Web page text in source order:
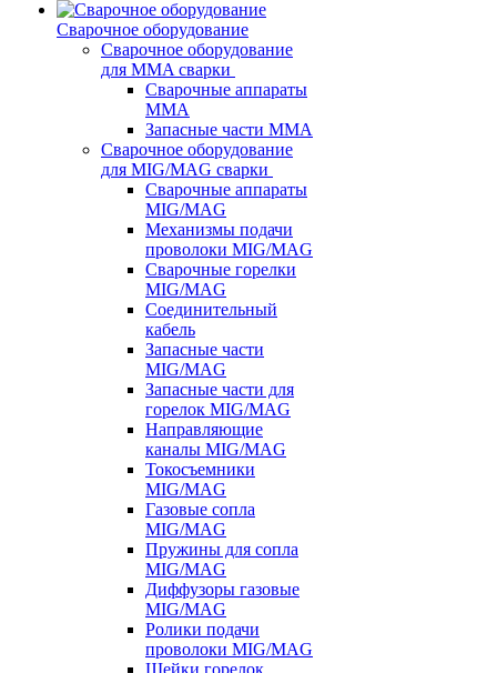
Сварочное оборудование
Сварочное оборудование
для MMA сварки
Сварочные аппараты
MMA
Запасные части MMA
Сварочное оборудование
для MIG/MAG сварки
Сварочные аппараты
MIG/MAG
Механизмы подачи
проволоки MIG/MAG
Сварочные горелки
MIG/MAG
Соединительный
кабель
Запасные части
MIG/MAG
Запасные части для
горелок MIG/MAG
Направляющие
каналы MIG/MAG
Токосъемники
MIG/MAG
Газовые сопла
MIG/MAG
Пружины для сопла
MIG/MAG
Диффузоры газовые
MIG/MAG
Ролики подачи
проволоки MIG/MAG
Шейки горелок